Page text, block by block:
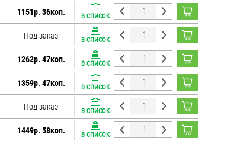
1151р. 36коп. В СПИСОК
Под заказ В СПИСОК
1262р. 47коп. В СПИСОК
1359р. 47коп. В СПИСОК
Под заказ В СПИСОК
1449р. 58коп. В СПИСОК